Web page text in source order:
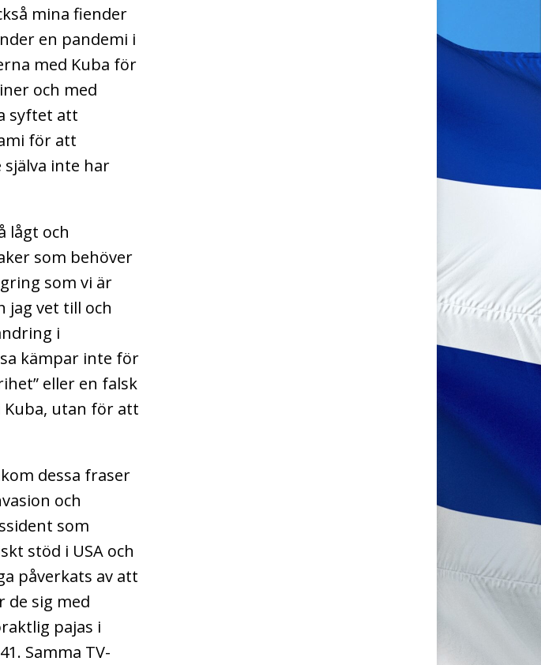
mina fiender
en pandemi i
med Kuba för
och med
syftet att
för att
inte har
lågt och
som behöver
som vi är
jag vet till och
i
kämpar inte för
eller en falsk
utan för att
dessa fraser
och
som
stöd i USA och
påverkats av att
de sig med
pajas i
Samma TV-